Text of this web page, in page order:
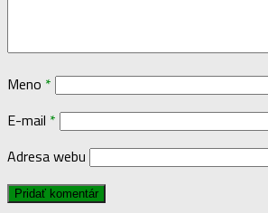
Meno *
E-mail *
Adresa webu